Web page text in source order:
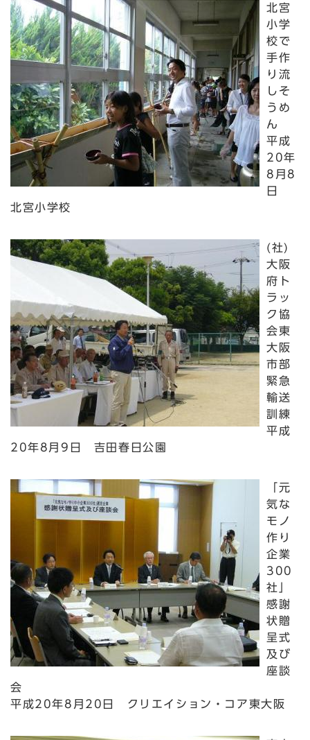
北宮
小学
校で
手作
り流
しそ
うめ
ん
平成
20年
8月8
日
北宮小学校
(社)
大阪
府ト
ラッ
ク協
会東
大阪
市部
緊急
輸送
訓練
平成
20年8月9日 吉田春日公園
「元
気な
モノ
作り
企業
300
社」
感謝
状贈
呈式
及び
座談
会
平成20年8月20日 クリエイション・コア東大阪